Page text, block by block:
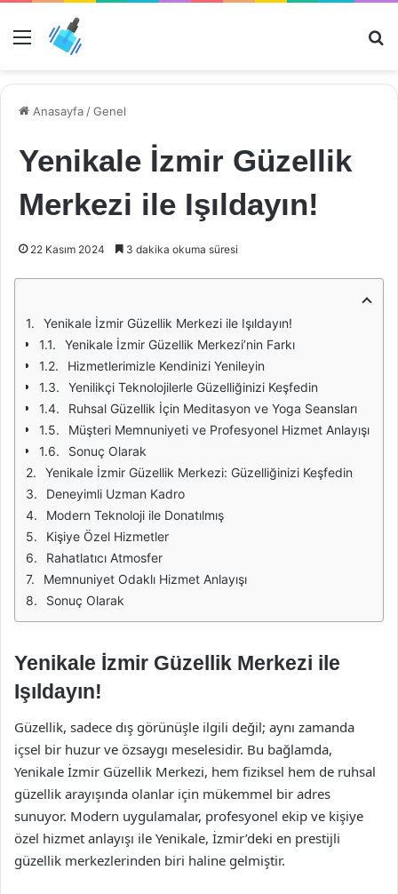
Menü
Anasayfa /Genel
Yenikale İzmir Güzellik
Merkezi ile Işıldayın!
22 Kasım 2024 3 dakika okuma süresi
Yenikale İzmir Güzellik Merkezi ile Işıldayın!
Yenikale İzmir Güzellik Merkezi’nin Farkı
Hizmetlerimizle Kendinizi Yenileyin
Yenilikçi Teknolojilerle Güzelliğinizi Keşfedin
Ruhsal Güzellik İçin Meditasyon ve Yoga Seansları
Müşteri Memnuniyeti ve Profesyonel Hizmet Anlayışı
Sonuç Olarak
Yenikale İzmir Güzellik Merkezi: Güzelliğinizi Keşfedin
Deneyimli Uzman Kadro
Modern Teknoloji ile Donatılmış
Kişiye Özel Hizmetler
Rahatlatıcı Atmosfer
Memnuniyet Odaklı Hizmet Anlayışı
Sonuç Olarak
Yenikale İzmir Güzellik Merkezi ile
Işıldayın!
Güzellik, sadece dış görünüşle ilgili değil; aynı zamanda
içsel bir huzur ve özsaygı meselesidir. Bu bağlamda,
Yenikale İzmir Güzellik Merkezi, hem fiziksel hem de ruhsal
güzellik arayışında olanlar için mükemmel bir adres
sunuyor. Modern uygulamalar, profesyonel ekip ve kişiye
özel hizmet anlayışı ile Yenikale, İzmir’deki en prestijli
güzellik merkezlerinden biri haline gelmiştir.